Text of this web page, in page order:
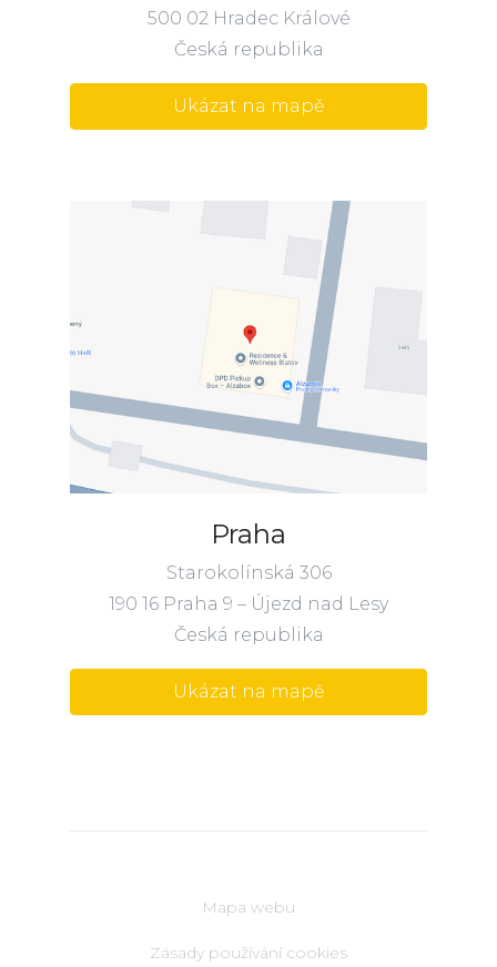
500 02 Hradec Králové
Česká republika
Ukázat na mapě
Praha
Starokolínská 306
190 16 Praha 9 – Újezd nad Lesy
Česká republika
Ukázat na mapě
Mapa webu
Zásady používání cookies